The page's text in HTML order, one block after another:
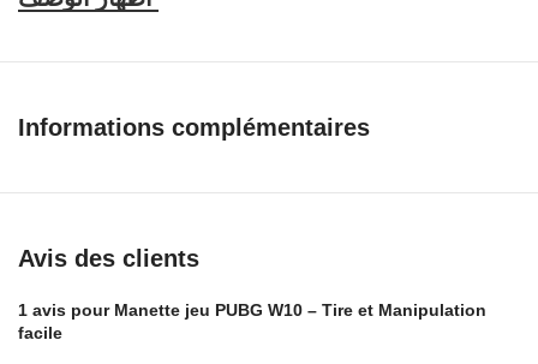
Informations complémentaires
Avis des clients
1 avis pour Manette jeu PUBG W10 – Tire et Manipulation
facile